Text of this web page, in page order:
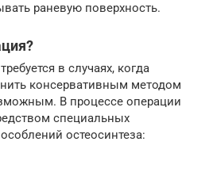
раневую поверхность.
в случаях, когда
консервативным методом
В процессе операции
специальных
остеосинтеза: